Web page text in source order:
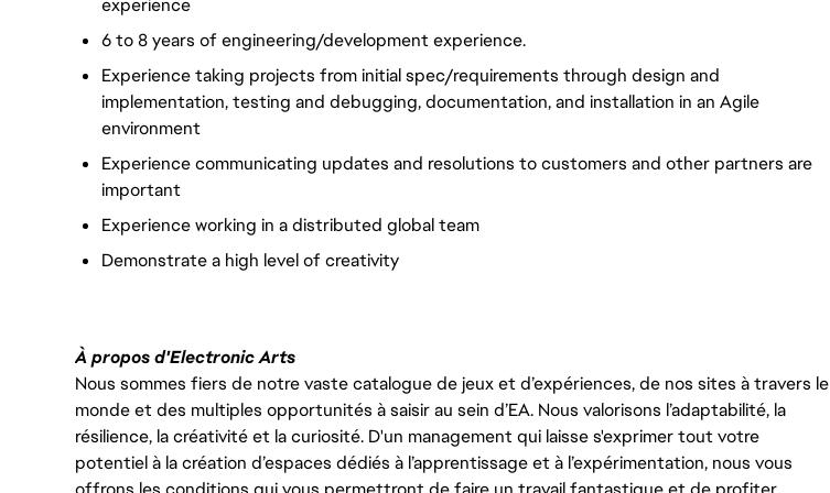
experience
6 to 8 years of engineering/development experience.
Experience taking projects from initial spec/requirements through design and
implementation, testing and debugging, documentation, and installation in an Agile
environment
Experience communicating updates and resolutions to customers and other partners are
important
Experience working in a distributed global team
Demonstrate a high level of creativity
À propos d'Electronic Arts
Nous sommes fiers de notre vaste catalogue de jeux et d’expériences, de nos sites à travers le
monde et des multiples opportunités à saisir au sein d’EA. Nous valorisons l’adaptabilité, la
résilience, la créativité et la curiosité. D'un management qui laisse s'exprimer tout votre
potentiel à la création d’espaces dédiés à l’apprentissage et à l’expérimentation, nous vous